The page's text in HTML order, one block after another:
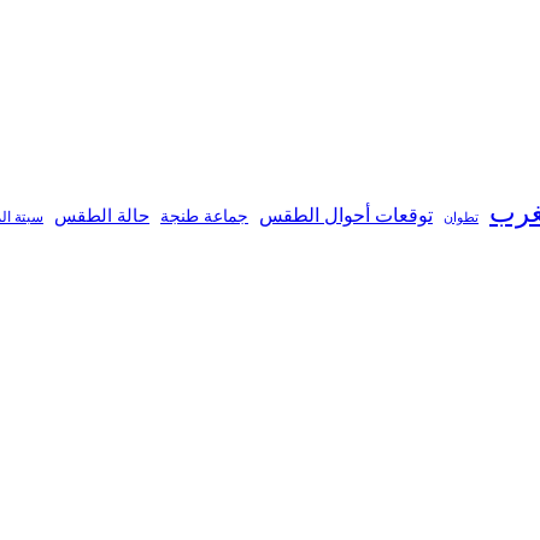
تطوان توقعات أحوال الطقس جماعة طنجة حالة الطقس سبتة